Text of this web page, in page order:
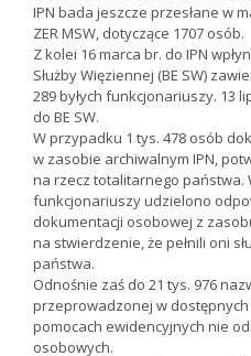
IPN bada jeszcze przesłane w
ZER MSW, dotyczące 1707 osób.
Z kolei 16 marca br. do IPN
Służby Więziennej (BE SW)
289 byłych funkcjonariuszy. 13
do BE SW.
W przypadku 1 tys. 478 osób
w zasobie archiwalnym IPN,
na rzecz totalitarnego państwa.
funkcjonariuszy udzielono
dokumentacji osobowej z
na stwierdzenie, że pełnili oni
państwa.
Odnośnie zaś do 21 tys. 976
przeprowadzonej w
pomocach ewidencyjnych nie
osobowych.